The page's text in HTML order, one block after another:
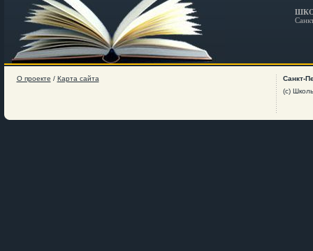
О проекте / Карта сайта
Санкт-
(c)